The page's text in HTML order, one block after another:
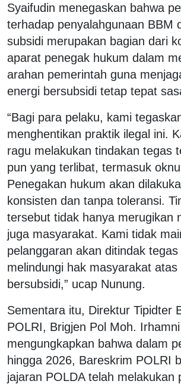
Syaifudin menegaskan bahwa
terhadap penyalahgunaan BBM
subsidi merupakan bagian dari
aparat penegak hukum dalam
arahan pemerintah guna
energi bersubsidi tetap tepat
“Bagi para pelaku, kami
menghentikan praktik ilegal ini.
ragu melakukan tindakan tegas
pun yang terlibat, termasuk
Penegakan hukum akan
konsisten dan tanpa toleransi.
tersebut tidak hanya merugikan
juga masyarakat. Kami tidak
pelanggaran akan ditindak tegas
melindungi hak masyarakat atas
bersubsidi,” ucap Nunung.
Sementara itu, Direktur Tipidter
POLRI, Brigjen Pol Moh. Irhamni
mengungkapkan bahwa dalam
hingga 2026, Bareskrim POLRI
jajaran POLDA telah melakukan